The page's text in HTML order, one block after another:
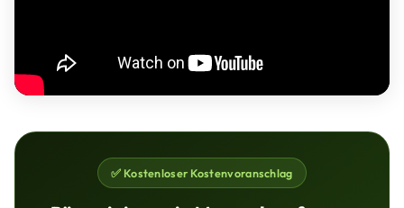
✅ Kostenloser Kostenvoranschlag